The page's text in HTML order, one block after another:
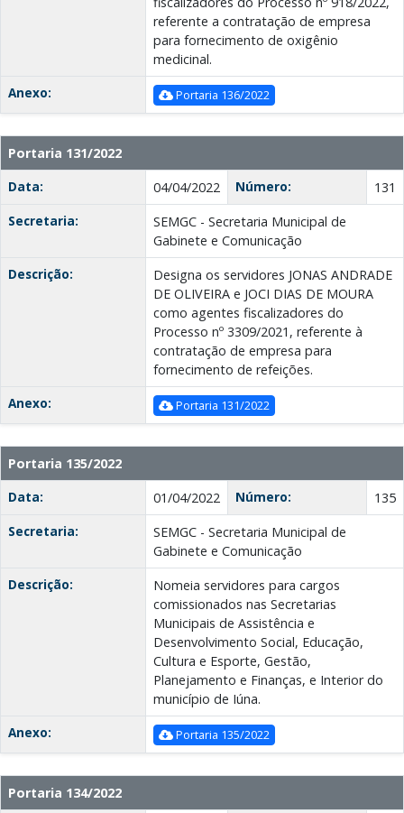
referente a contratação de empresa
para fornecimento de oxigênio
medicinal.
Anexo:
Portaria 136/2022
Portaria 131/2022
Data:
04/04/2022 Número:
131
Secretaria:
SEMGC - Secretaria Municipal de
Gabinete e Comunicação
Descrição:
Designa os servidores JONAS ANDRADE
DE OLIVEIRA e JOCI DIAS DE MOURA
como agentes fiscalizadores do
Processo nº 3309/2021, referente à
contratação de empresa para
fornecimento de refeições.
Anexo:
Portaria 131/2022
Portaria 135/2022
Data:
01/04/2022 Número:
135
Secretaria:
SEMGC - Secretaria Municipal de
Gabinete e Comunicação
Descrição:
Nomeia servidores para cargos
comissionados nas Secretarias
Municipais de Assistência e
Desenvolvimento Social, Educação,
Cultura e Esporte, Gestão,
Planejamento e Finanças, e Interior do
município de Iúna.
Anexo:
Portaria 135/2022
Portaria 134/2022